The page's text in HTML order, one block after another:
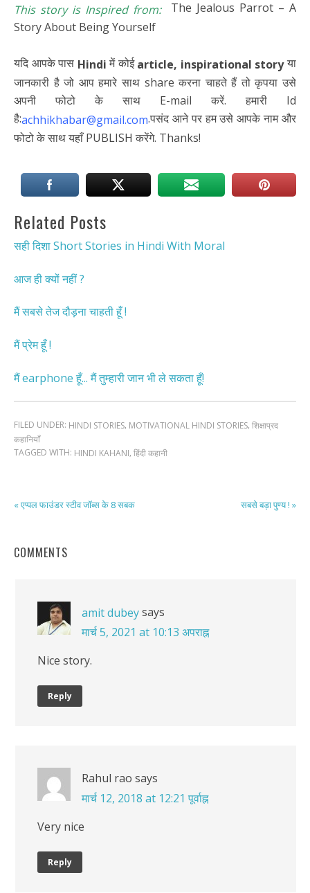
This story is Inspired from:The Jealous Parrot – A
Story About Being Yourself
यदि आपके पास Hindiमें कोईarticle, inspirational storyया
जानकारी है जो आप हमारे साथ share करना चाहते हैं तो कृपया उसे
अपनी फोटो के साथ E-mail करें. हमारी Id
है:achhikhabar@gmail.com.पसंद आने पर हम उसे आपके नाम और
फोटो के साथ यहाँ PUBLISH करेंगे. Thanks!
Related Posts
सही दिशा Short Stories in Hindi With Moral
आज ही क्यों नहीं ?
मैं सबसे तेज दौड़ना चाहती हूँ !
मैं प्रेम हूँ !
मैं earphone हूँ... मैं तुम्हारी जान भी ले सकता हूँ!
FILED UNDER: HINDI STORIES, MOTIVATIONAL HINDI STORIES, शिक्षाप्रद
कहानियाँ
TAGGED WITH: HINDI KAHANI, हिंदी कहानी
« एप्पल फाउंडर स्टीव जॉब्स के 8 सबक सबसे बड़ा पुण्य ! »
COMMENTS
amit dubeysays
मार्च 5, 2021 at 10:13 अपराह्न
Nice story.
Reply
Rahul rao says
मार्च 12, 2018 at 12:21 पूर्वाह्न
Very nice
Reply